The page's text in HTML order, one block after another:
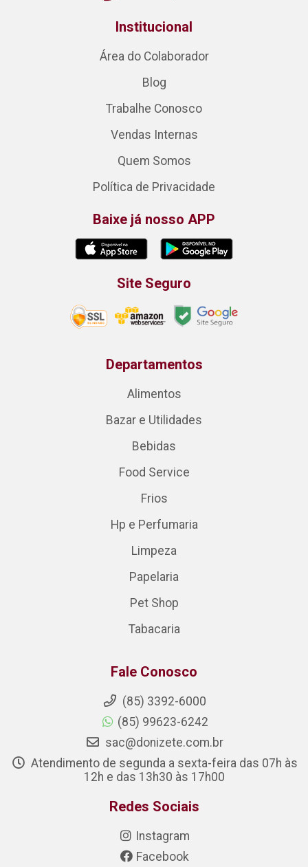
Institucional
Área do Colaborador
Blog
Trabalhe Conosco
Vendas Internas
Quem Somos
Política de Privacidade
Baixe já nosso APP
Site Seguro
Departamentos
Alimentos
Bazar e Utilidades
Bebidas
Food Service
Frios
Hp e Perfumaria
Limpeza
Papelaria
Pet Shop
Tabacaria
Fale Conosco
(85) 3392-6000
(85) 99623-6242
sac@donizete.com.br
Atendimento de segunda a sexta-feira das 07h às
12h e das 13h30 às 17h00
Redes Sociais
Instagram
Facebook